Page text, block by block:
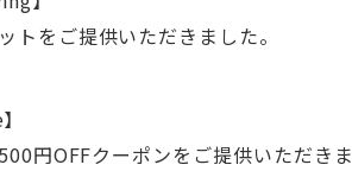
トをご提供いただきました。
円OFFクーポンをご提供いただきま